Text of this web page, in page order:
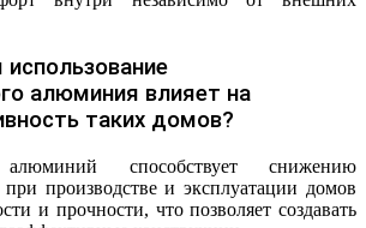
алюминия влияет на
таких домов?
алюминий способствует снижению
при производстве и эксплуатации домов
и прочности, что позволяет создавать